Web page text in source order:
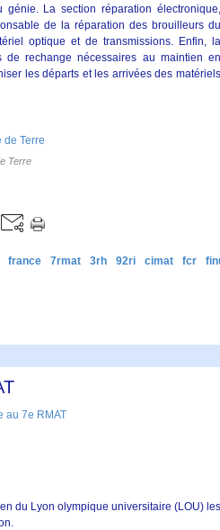
La section réparation électronique,
de la réparation des brouilleurs du
optique et de transmissions. Enfin, la
de rechange nécessaires au maintien en
les départs et les arrivées des matériels
Terre
france 7rmat 3rh 92ri cimat fcr
du Lyon olympique universitaire (LOU) les